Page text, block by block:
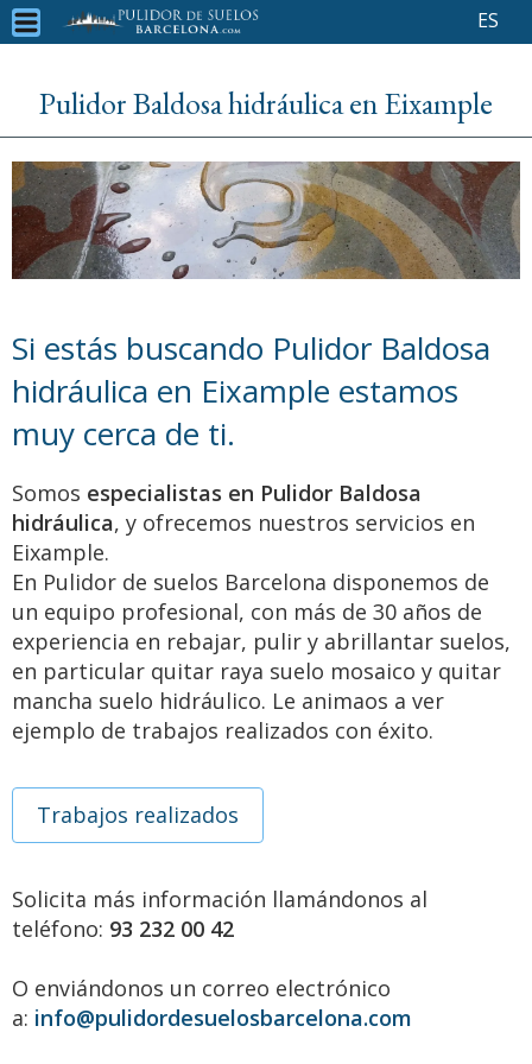
ES
Pulidor Baldosa hidráulica en Eixample
Si estás buscando Pulidor Baldosa
hidráulica en Eixample estamos
muy cerca de ti.
Somos especialistas en Pulidor Baldosa
hidráulica, y ofrecemos nuestros servicios en
Eixample.
En Pulidor de suelos Barcelona disponemos de
un equipo profesional, con más de 30 años de
experiencia en rebajar, pulir y abrillantar suelos,
en particular quitar raya suelo mosaico y quitar
mancha suelo hidráulico. Le animaos a ver
ejemplo de trabajos realizados con éxito.
Trabajos realizados
Solicita más información llamándonos al
teléfono: 93 232 00 42
O enviándonos un correo electrónico
a: info@pulidordesuelosbarcelona.com